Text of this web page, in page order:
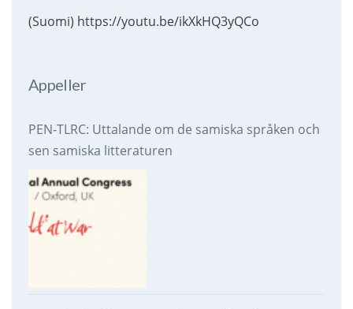
(Suomi) https://youtu.be/ikXkHQ3yQCo
Appeller
PEN-TLRC: Uttalande om de samiska språken och
sen samiska litteraturen